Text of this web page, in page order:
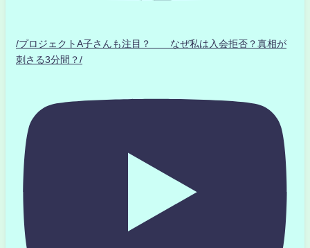
/プロジェクトA子さんも注目？ なぜ私は入会拒否？真相が
刺さる3分間？/